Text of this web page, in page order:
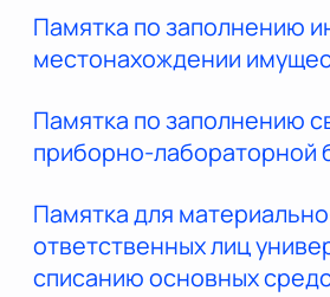
Памятка по заполнению
местонахождении
Памятка по заполнению
приборно-лабораторной
Памятка для
ответственных лиц
списанию основных